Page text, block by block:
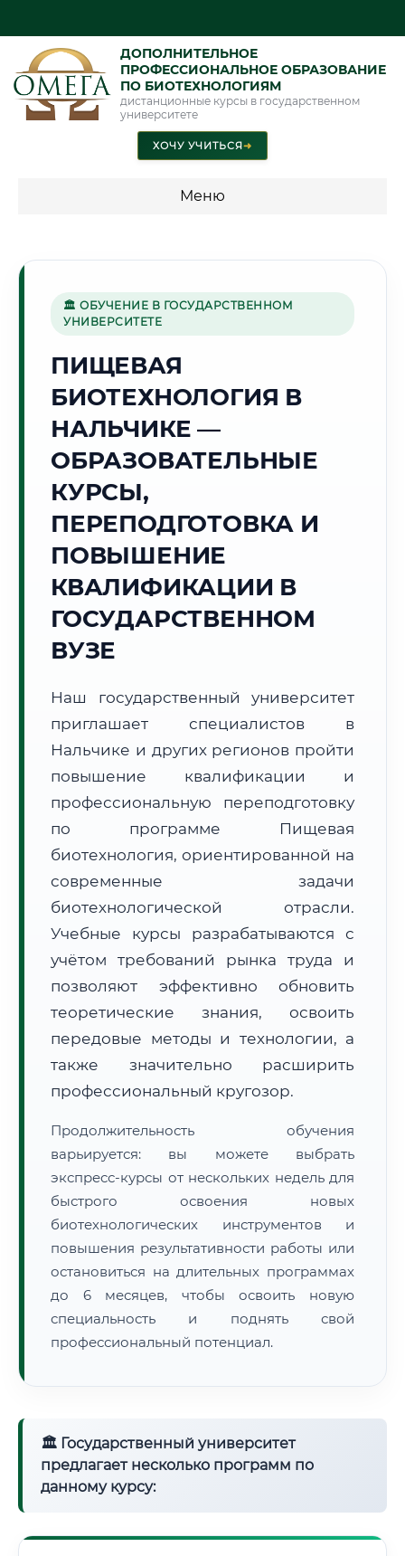
ДОПОЛНИТЕЛЬНОЕ
ПРОФЕССИОНАЛЬНОЕ ОБРАЗОВАНИЕ
ПО БИОТЕХНОЛОГИЯМ
дистанционные курсы в государственном
университете
ХОЧУ УЧИТЬСЯ➜
Меню
Г. НАЛЬЧИК
20:02:08
Погода в г. Нальчик:☁️ +29°C,Пасмурно
🌅 Восход:
📍 Региональная справка
Субъект:
Почтовые индексы:
360000–360999
Часовой пояс:
МСК (UTC+3)
Формат учебы:
Дистанционно
🗺️ Зона обслуживания: г. Нальчик
Расчет логистики оригиналов:
~3 076 км
• Экспресс-доставка СДЭК / Почтой:4–6 рабочих дней
📜 Документы и аккредитация ФИС ФРДО
🔍Нажмите на документ для увеличения и просмотра
🏛 ОБУЧЕНИЕ В ГОСУДАРСТВЕННОМ
УНИВЕРСИТЕТЕ
ПИЩЕВАЯ
БИОТЕХНОЛОГИЯ В
НАЛЬЧИКЕ —
ОБРАЗОВАТЕЛЬНЫЕ
КУРСЫ,
ПЕРЕПОДГОТОВКА И
ПОВЫШЕНИЕ
КВАЛИФИКАЦИИ В
ГОСУДАРСТВЕННОМ
ВУЗЕ
Наш государственный университет
приглашает специалистов в
Нальчике и других регионов пройти
повышение квалификации и
профессиональную переподготовку
по программе Пищевая
биотехнология, ориентированной на
современные задачи
биотехнологической отрасли.
Учебные курсы разрабатываются с
учётом требований рынка труда и
позволяют эффективно обновить
теоретические знания, освоить
передовые методы и технологии, а
также значительно расширить
профессиональный кругозор.
Продолжительность обучения
варьируется: вы можете выбрать
экспресс-курсы от нескольких недель для
быстрого освоения новых
биотехнологических инструментов и
повышения результативности работы или
остановиться на длительных программах
до 6 месяцев, чтобы освоить новую
специальность и поднять свой
профессиональный потенциал.
🏛 Государственный университет
предлагает несколько программ по
данному курсу: